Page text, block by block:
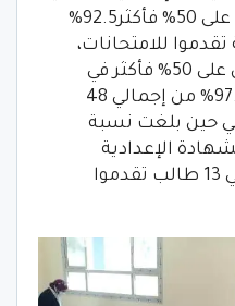
حيث بلغت نسبة الحاصلين على 50% فأكثر92.5%
تقدموا للامتحانات،
بينما بلغت نسبة الحاصلين على 50% فأكثر في
الشهادة الإعدادية للصم 97.7% من إجمالي 48
حين بلغت نسبة
فأكثر للشهادة الإعدادية
للمكفوفين 100% من إجمالي 13 طالب تقدموا